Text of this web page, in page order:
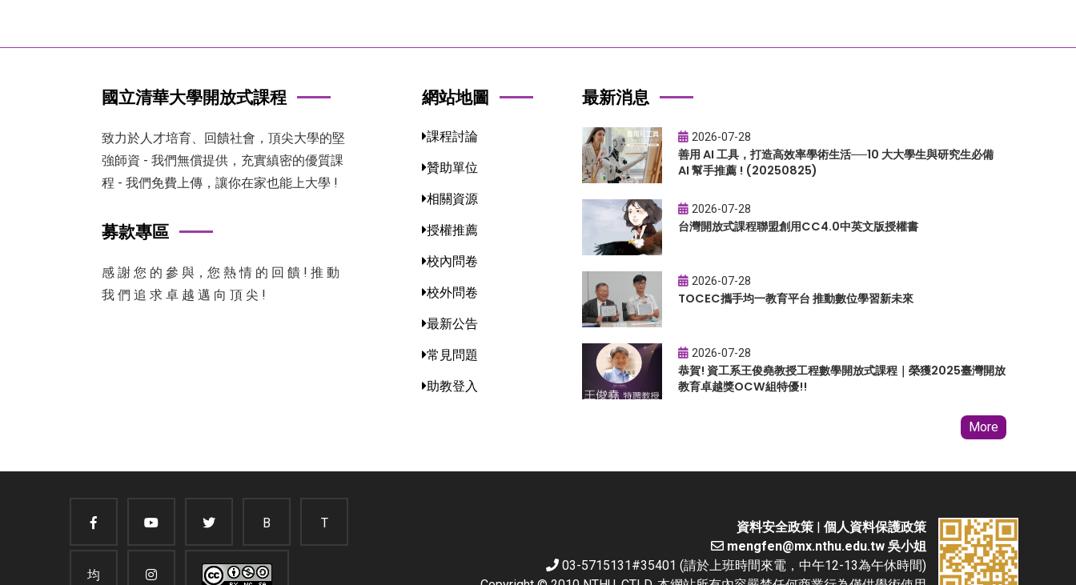
國立清華大學開放式課程
致力於人才培育、回饋社會，頂尖大學的堅
強師資 - 我們無償提供，充實縝密的優質課
程 - 我們免費上傳，讓你在家也能上大學 !
募款專區
感 謝 您 的 參 與，您 熱 情 的 回 饋 ! 推 動
我 們 追 求 卓 越 邁 向 頂 尖 !
網站地圖
課程討論
贊助單位
相關資源
授權推薦
校內問卷
校外問卷
最新公告
常見問題
助教登入
最新消息
2026-07-28
善用 AI 工具，打造高效率學術生活──10 大大學生與研究生必備
AI 幫手推薦 ! (20250825)
2026-07-28
台灣開放式課程聯盟創用CC4.0中英文版授權書
2026-07-28
TOCEC攜手均一教育平台 推動數位學習新未來
2026-07-28
恭賀! 資工系王俊堯教授工程數學開放式課程｜榮獲2025臺灣開放
教育卓越獎OCW組特優!!
More
B T
均
資料安全政策 | 個人資料保護政策
mengfen@mx.nthu.edu.tw 吳小姐
03-5715131#35401 (請於上班時間來電，中午12-13為午休時間)